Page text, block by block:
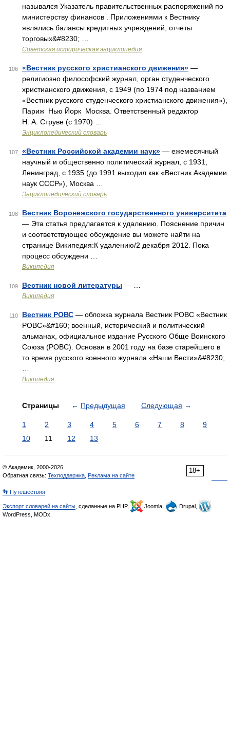
назывался Указатель правительственных распоряжений по
министерству финансов . Приложениями к Вестнику
являлись балансы кредитных учреждений, отчеты
торговых&#8230; …
Советская историческая энциклопедия
106 «Вестник русского христианского движения» —
религиозно философский журнал, орган студенческого
христианского движения, с 1949 (по 1974 под названием
«Вестник русского студенческого христианского движения»),
Париж Нью Йорк Москва. Ответственный редактор
Н. А. Струве (с 1970) …
Энциклопедический словарь
107 «Вестник Российской академии наук» — ежемесячный
научный и общественно политический журнал, с 1931,
Ленинград, с 1935 (до 1991 выходил как «Вестник Академии
наук СССР»), Москва …
Энциклопедический словарь
108
Вестник Воронежского государственного университета
— Эта статья предлагается к удалению. Пояснение причин
и соответствующее обсуждение вы можете найти на
странице Википедия:К удалению/2 декабря 2012. Пока
процесс обсуждени …
Википедия
109 Вестник новой литературы — …
Википедия
110 Вестник РОВС — обложка журнала Вестник РОВС «Вестник
РОВС»&#160; военный, исторический и политический
альманах, официальное издание Русского Обще Воинского
Союза (РОВС). Основан в 2001 году на базе старейшего в
то время русского военного журнала «Наши Вести»&#8230;
Википедия
Страницы ← Предыдущая Следующая →
1 2 3 4 5 6 7 8
9
10
11 12 13
18+
© Академик, 2000-2026
Обратная связь: Техподдержка Реклама на сайте
👣 Путешествия
Экспорт словарей на сайты , сделанные на PHP, Joomla,
Drupal,
WordPress, MODx.